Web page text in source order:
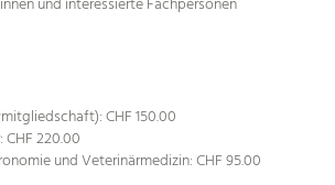
und interessierte Fachpersonen
CHF 150.00
220.00
und Veterinärmedizin: CHF 95.00